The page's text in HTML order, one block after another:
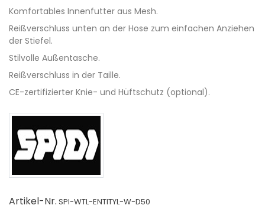
Komfortables Innenfutter aus Mesh.
Reißverschluss unten an der Hose zum einfachen Anziehen
der Stiefel.
Stilvolle Außentasche.
Reißverschluss in der Taille.
CE-zertifizierter Knie- und Hüftschutz (optional).
Artikel-Nr. SPI-WTL-ENTITYL-W-D50